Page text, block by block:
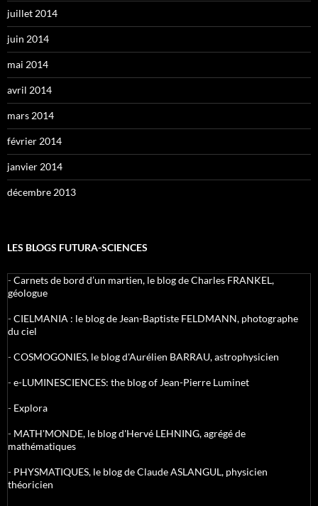
juillet 2014
juin 2014
mai 2014
avril 2014
mars 2014
février 2014
janvier 2014
décembre 2013
LES BLOGS FUTURA-SCIENCES
-Carnets de bord d’un martien, le blog de Charles FRANKEL,
géologue
-CIELMANIA : le blog de Jean-Baptiste FELDMANN, photographe
du ciel
-COSMOGONIES, le blog d'Aurélien BARRAU, astrophysicien
-e-LUMINESCIENCES: the blog of Jean-Pierre Luminet
- Explora
- MATH'MONDE, le blog d'Hervé LEHNING, agrégé de
mathématiques
- PHYSMATIQUES, le blog de Claude ASLANGUL, physicien
théoricien